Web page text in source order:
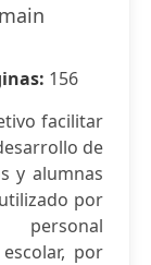
156
facilitar
de
y alumnas
por
personal
por